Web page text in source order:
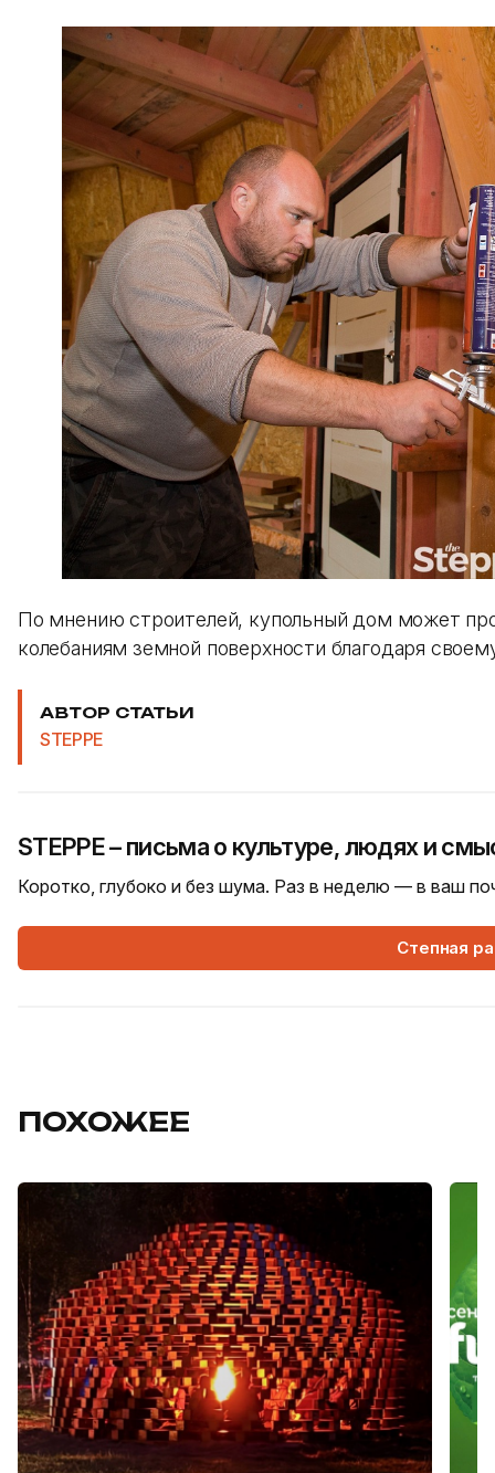
По мнению строителей, купольный дом может
колебаниям земной поверхности благодаря
АВТОР СТАТЬИ
STEPPE
STEPPE – письма о культуре, людях и
Коротко, глубоко и без шума. Раз в неделю — в ваш
Степная
ПОХОЖЕЕ